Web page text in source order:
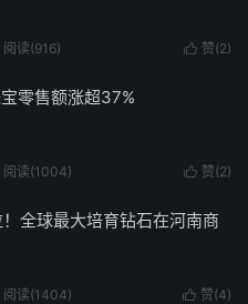
 赞(2)
阅读(916)
零售额涨超37%
 赞(2)
阅读(1004)
全球最大培育钻石在河南商
 赞(4)
阅读(1404)